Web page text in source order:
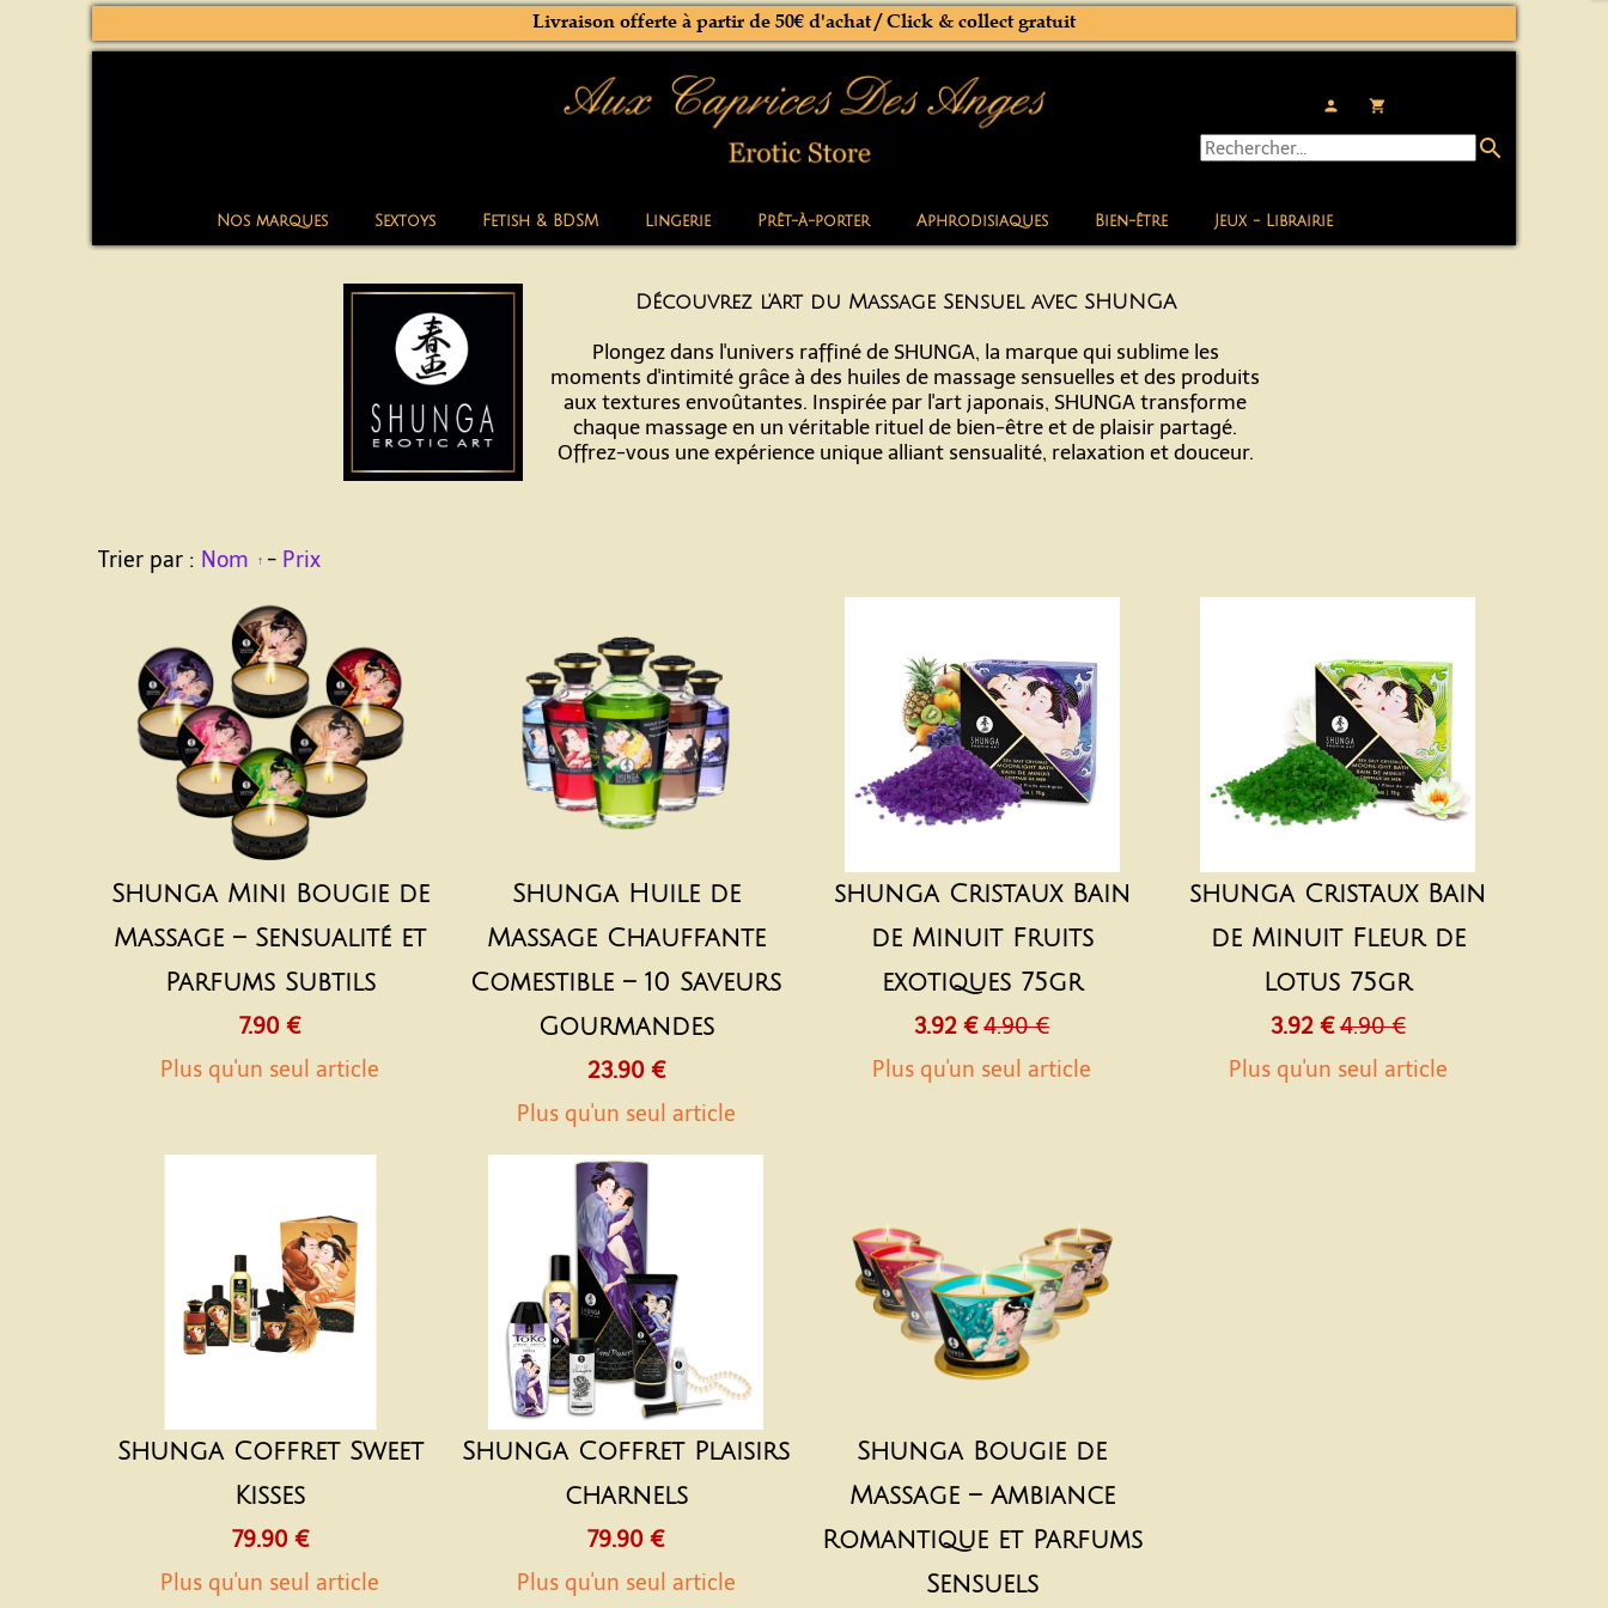
Nos marques Sextoys Fetish & BDSM Lingerie Prêt-à-porter Aphrodisiaques Bien-être Jeux - Librairie
person local_grocery_store
Livraison offerte à partir de 50€ d'achat / Click & collect gratuit
search
Découvrez l'Art du Massage Sensuel avec SHUNGA
Plongez dans l'univers raffiné de SHUNGA, la marque qui sublime les
moments d'intimité grâce à des huiles de massage sensuelles et des produits
aux textures envoûtantes. Inspirée par l'art japonais, SHUNGA transforme
chaque massage en un véritable rituel de bien-être et de plaisir partagé.
Offrez-vous une expérience unique alliant sensualité, relaxation et douceur.
Trier par : Nom - Prix
Shunga Mini Bougie de
Massage – Sensualité et
Parfums Subtils
7.90 €
Plus qu'un seul article
Shunga Huile de
Massage Chauffante
Comestible – 10 Saveurs
Gourmandes
23.90 €
Plus qu'un seul article
shunga Cristaux Bain
de Minuit Fruits
exotiques 75gr
3.92 € 4.90 €
Plus qu'un seul article
shunga Cristaux Bain
de Minuit Fleur de
Lotus 75gr
3.92 € 4.90 €
Plus qu'un seul article
Shunga Coffret Sweet
Kisses
79.90 €
Plus qu'un seul article
Shunga Coffret Plaisirs
charnels
79.90 €
Plus qu'un seul article
Shunga Bougie de
Massage – Ambiance
Romantique et Parfums
Sensuels